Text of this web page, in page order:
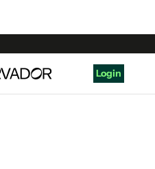
Login